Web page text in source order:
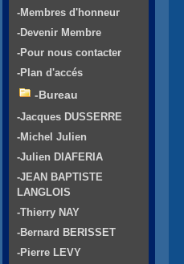
-Membres d'honneur
-Devenir Membre
-Pour nous contacter
-Plan d'accés
-Bureau
-Jacques DUSSERRE
-Michel Julien
-Julien DIAFERIA
-JEAN BAPTISTE
LANGLOIS
-Thierry NAY
-Bernard BERISSET
-Pierre LEVY